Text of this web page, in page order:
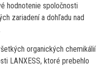
hodnotenie spoločnosti
zariadení a dohľadu nad
organických chemikálií
LANXESS, ktoré prebehlo